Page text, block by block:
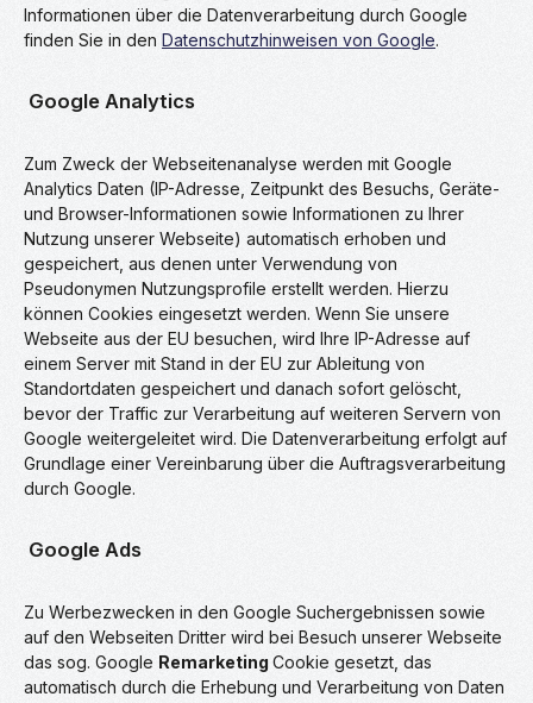
Informationen über die Datenverarbeitung durch Google
finden Sie in den Datenschutzhinweisen von Google.
Google Analytics
Zum Zweck der Webseitenanalyse werden mit Google
Analytics Daten (IP-Adresse, Zeitpunkt des Besuchs, Geräte-
und Browser-Informationen sowie Informationen zu Ihrer
Nutzung unserer Webseite) automatisch erhoben und
gespeichert, aus denen unter Verwendung von
Pseudonymen Nutzungsprofile erstellt werden. Hierzu
können Cookies eingesetzt werden. Wenn Sie unsere
Webseite aus der EU besuchen, wird Ihre IP-Adresse auf
einem Server mit Stand in der EU zur Ableitung von
Standortdaten gespeichert und danach sofort gelöscht,
bevor der Traffic zur Verarbeitung auf weiteren Servern von
Google weitergeleitet wird. Die Datenverarbeitung erfolgt auf
Grundlage einer Vereinbarung über die Auftragsverarbeitung
durch Google.
Google Ads
Zu Werbezwecken in den Google Suchergebnissen sowie
auf den Webseiten Dritter wird bei Besuch unserer Webseite
das sog. Google RemarketingCookie gesetzt, das
automatisch durch die Erhebung und Verarbeitung von Daten